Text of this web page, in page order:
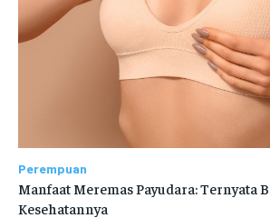
Perempuan
Manfaat Meremas Payudara: Ternyata
Kesehatannya